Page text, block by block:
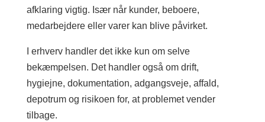
afklaring vigtig. Især når kunder, beboere,
medarbejdere eller varer kan blive påvirket.
I erhverv handler det ikke kun om selve
bekæmpelsen. Det handler også om drift,
hygiejne, dokumentation, adgangsveje, affald,
depotrum og risikoen for, at problemet vender
tilbage.